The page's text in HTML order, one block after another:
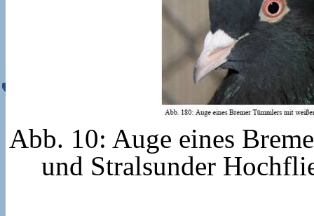
Abb. 10: Auge eines
und Stralsunder